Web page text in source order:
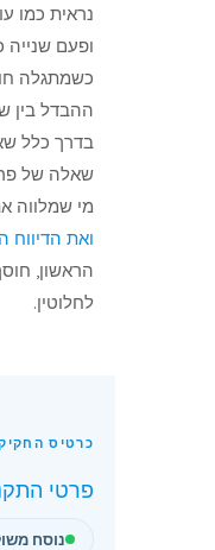
נראית כמו
ופעם
כשמתגלה
ההבדל בין
בדרך כלל
שאלה של
מי שמלווה
ואת
הראשון,
לחלוטין.
כרטיס
פרטי
נוסח